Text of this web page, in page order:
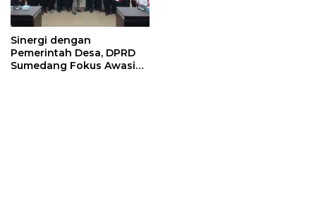
Sinergi dengan
Pemerintah Desa, DPRD
Sumedang Fokus Awasi